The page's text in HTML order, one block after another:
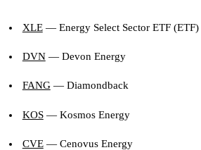
XLE— Energy Select Sector ETF (ETF)
DVN— Devon Energy
FANG— Diamondback
KOS— Kosmos Energy
CVE— Cenovus Energy